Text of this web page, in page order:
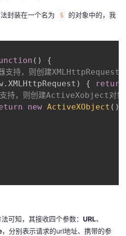
封装在一个名为 $
的对象中的，我
( )
{
持，则创建XMLHttpRequest
. XMLHttpRequest ) {
return
持，则创建ActiveXobject对象
new ActiveXObject ( )
法可知，其接收四个参数： URL、
，分别表示请求的url地址、携带的参